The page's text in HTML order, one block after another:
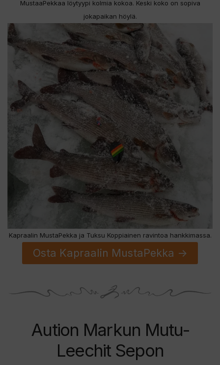
MustaaPekkaa löytyypi kolmia kokoa. Keski koko on sopiva
jokapaikan höylä.
Kapraalin MustaPekka ja Tuksu Koppiainen ravintoa hankkimassa.
Osta Kapraalin MustaPekka ->
Aution Markun Mutu-
Leechit Sepon